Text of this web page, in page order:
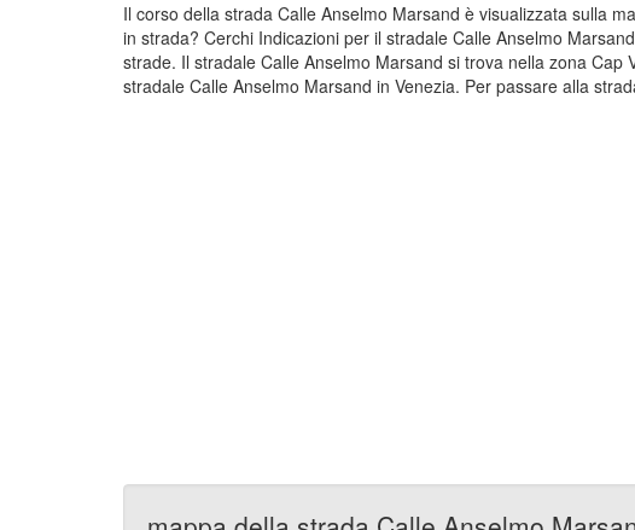
Il corso della strada Calle Anselmo Marsand è visualizzata sulla
in strada? Cerchi Indicazioni per il stradale Calle Anselmo
strade. Il stradale Calle Anselmo Marsand si trova nella zona
stradale Calle Anselmo Marsand in Venezia. Per passare alla